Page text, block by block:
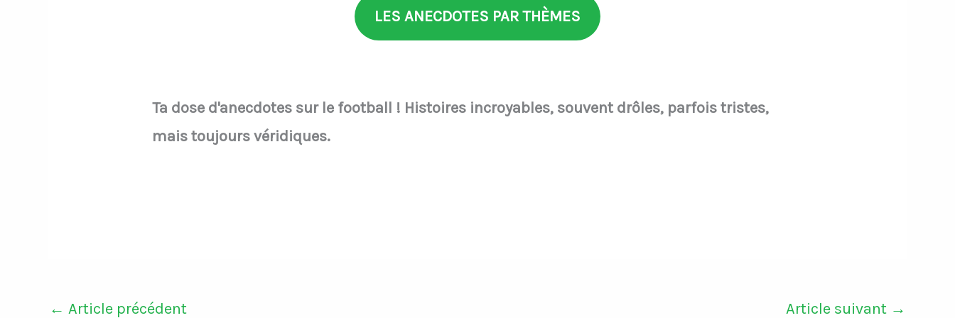
LES ANECDOTES PAR THÈMES
Ta dose d'anecdotes sur le football ! Histoires incroyables, souvent drôles, parfois tristes,
mais toujours véridiques.
← Article précédent Article suivant →